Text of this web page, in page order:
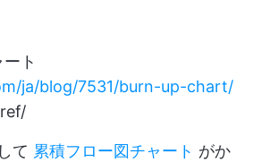
ト
ja/blog/7531/burn-up-chart/
て 累積フロー図チャート がか